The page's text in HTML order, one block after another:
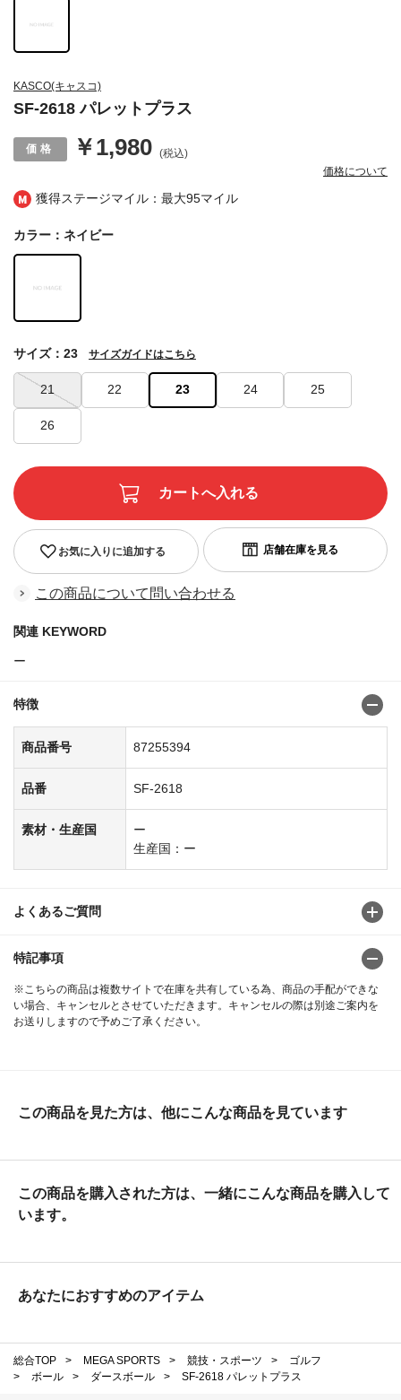
獲得ステージマイル：最大95マイル
KASCO(キャスコ)
SF-2618 パレットプラス
￥1,980 (税込)
価格について
カラー：ネイビー
21 22 23 24 25
26
サイズ：23 サイズガイドはこちら
お気に入りに追加する
この商品について問い合わせる
関連 KEYWORD
ー
特徴
商品番号 87255394
品番 SF-2618
素材・生産国
ー
生産国：ー
よくあるご質問
特記事項
※こちらの商品は複数サイトで在庫を共有している為、商品の手配ができな
い場合、キャンセルとさせていただきます。キャンセルの際は別途ご案内を
お送りしますので予めご了承ください。
この商品を見た方は、他にこんな商品を見ています
この商品を購入された方は、一緒にこんな商品を購入して
います。
あなたにおすすめのアイテム
総合TOP > MEGA SPORTS > 競技・スポーツ >
ゴルフ
>
ボール > ダースボール > SF-2618 パレットプラス